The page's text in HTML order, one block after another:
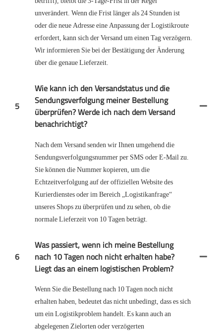
unverändert. Wenn die Frist länger als 24 Stunden ist
oder die neue Adresse eine Anpassung der Logistikroute
erfordert, kann sich der Versand um einen Tag verzögern.
Wir informieren Sie bei der Bestätigung der Änderung
über die genaue Lieferzeit.
5
Wie kann ich den Versandstatus und die
Sendungsverfolgung meiner Bestellung
überprüfen? Werde ich nach dem Versand
benachrichtigt?
Nach dem Versand senden wir Ihnen umgehend die
Sendungsverfolgungsnummer per SMS oder E-Mail zu.
Sie können die Nummer kopieren, um die
Echtzeitverfolgung auf der offiziellen Website des
Kurierdienstes oder im Bereich „Logistikanfrage“
unseres Shops zu überprüfen und zu sehen, ob die
normale Lieferzeit von 10 Tagen beträgt.
6
Was passiert, wenn ich meine Bestellung
nach 10 Tagen noch nicht erhalten habe?
Liegt das an einem logistischen Problem?
Wenn Sie die Bestellung nach 10 Tagen noch nicht
erhalten haben, bedeutet das nicht unbedingt, dass es sich
um ein Logistikproblem handelt. Es kann auch an
abgelegenen Zielorten oder verzögerten